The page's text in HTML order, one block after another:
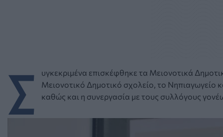
Σ
υγκεκριμένα επισκέφθηκε τα Μειονοτικά
Μειονοτικό Δημοτικό σχολείο, το Νηπιαγωγείο
καθώς και η συνεργασία με τους συλλόγους